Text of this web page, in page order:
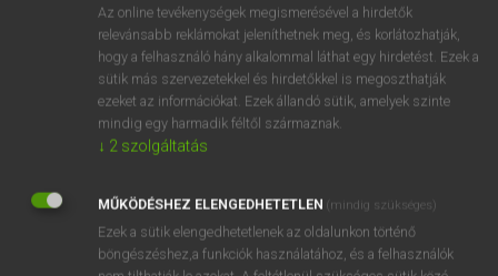
Az online tevékenységek megismerésével a hirdetők
relevánsabb reklámokat jeleníthetnek meg, és korlátozhatják,
hogy a felhasználó hány alkalommal láthat egy hirdetést. Ezek a
sütik más szervezetekkel és hirdetőkkel is megoszthatják
ezeket az információkat. Ezek állandó sütik, amelyek szinte
mindig egy harmadik féltől származnak.
↓ 2 szolgáltatás
MŰKÖDÉSHEZ ELENGEDHETETLEN (mindig szükséges)
Ezek a sütik elengedhetetlenek az oldalunkon történő
böngészéshez,a funkciók használatához, és a felhasználók